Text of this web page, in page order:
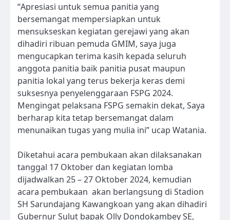
“Apresiasi untuk semua panitia yang
bersemangat mempersiapkan untuk
mensukseskan kegiatan gerejawi yang akan
dihadiri ribuan pemuda GMIM, saya juga
mengucapkan terima kasih kepada seluruh
anggota panitia baik panitia pusat maupun
panitia lokal yang terus bekerja keras demi
suksesnya penyelenggaraan FSPG 2024.
Mengingat pelaksana FSPG semakin dekat, Saya
berharap kita tetap bersemangat dalam
menunaikan tugas yang mulia ini” ucap Watania.
Diketahui acara pembukaan akan dilaksanakan
tanggal 17 Oktober dan kegiatan lomba
dijadwalkan 25 – 27 Oktober 2024, kemudian
acara pembukaan akan berlangsung di Stadion
SH Sarundajang Kawangkoan yang akan dihadiri
Gubernur Sulut bapak Olly Dondokambey SE,